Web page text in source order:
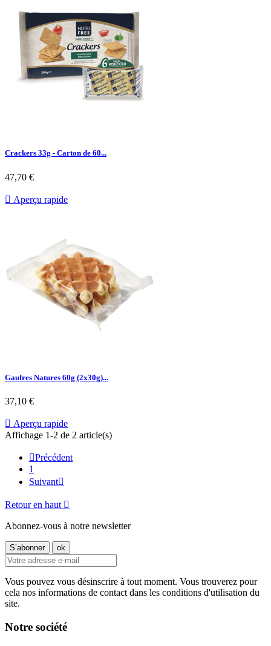
Crackers 33g - Carton de 60...
47,70 €
 Aperçu rapide
Gaufres Natures 60g (2x30g)...
37,10 €
 Aperçu rapide
Affichage 1-2 de 2 article(s)
Précédent
1
Suivant
Retour en haut 
Abonnez-vous à notre newsletter
Vous pouvez vous désinscrire à tout moment. Vous trouverez pour
cela nos informations de contact dans les conditions d'utilisation du
site.
Notre société